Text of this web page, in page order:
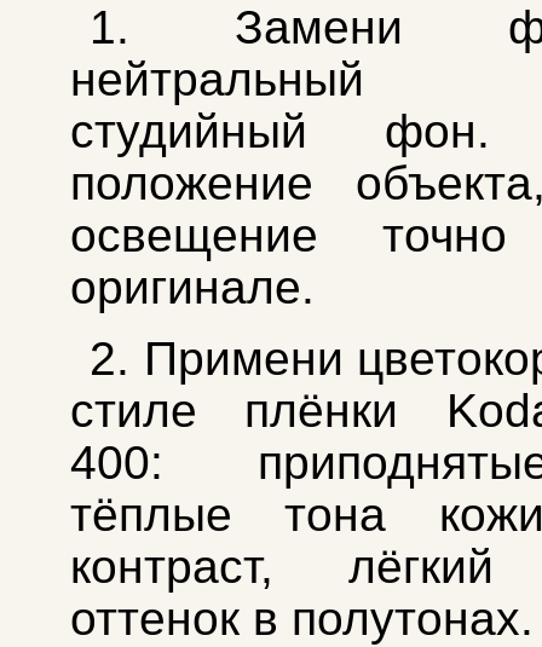
1. Замени
студийный фон.
положение
освещение
оригинале.
2. Примени
стиле плёнки
400:
тёплые тона
контраст,
оттенок в полутонах.